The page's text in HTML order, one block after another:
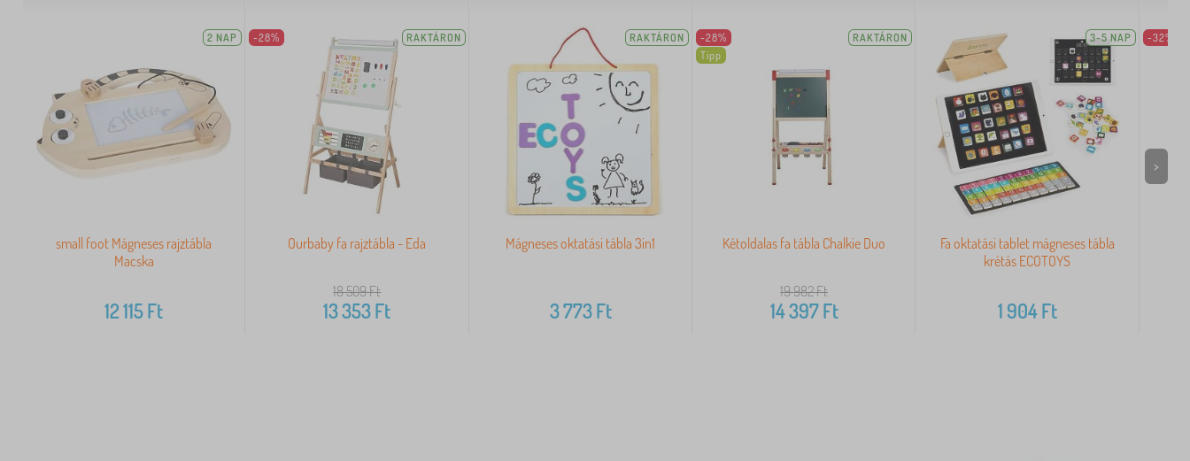
2 NAP
small foot Mágneses rajztábla
Macska
12 115Ft
-28% RAKTÁRON
Ourbaby fa rajztábla - Eda
18 509Ft
13 353Ft
RAKTÁRON
Mágneses oktatási tábla 3in1
3 773Ft
-28%
Tipp
RAKTÁRON
Kétoldalas fa tábla Chalkie Duo
19 982Ft
14 397Ft
3-5 NAP
Fa oktatási tablet mágneses tábla
krétás ECOTOYS
1 904Ft
-32%
>